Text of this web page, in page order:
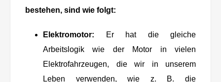
bestehen, sind wie folgt:
Elektromotor: Er hat die gleiche
Arbeitslogik wie der Motor in vielen
Elektrofahrzeugen, die wir in unserem
Leben verwenden, wie z. B. die